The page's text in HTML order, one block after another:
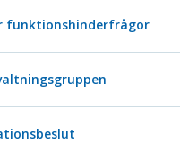
funktionshinderfrågor